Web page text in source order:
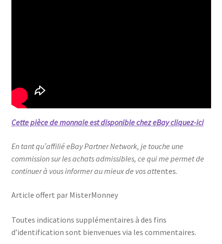
Cette pièce de monnaie est disponible chez eBay cliquez-ici
En tant qu’affilié eBay Partner Network, je touche une
commission sur les achats admissibles, ce qui me permet de
continuer à vous informer au mieux de vos attentes.
Article offert par MisterMonney
Toutes indications supplémentaires à des fins
d’identification sont bienvenues via les commentaires.